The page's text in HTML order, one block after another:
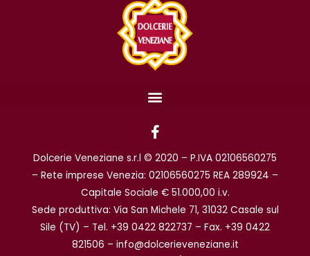
F
a
c
e
b
o
o
k
-
f
Dolcerie Veneziane s.r.l © 2020 – P.IVA 02106560275
– Rete imprese Venezia: 02106560275 REA 289924 –
Capitale Sociale € 51.000,00 i.v.
Sede produttiva: Via San Michele 71, 31032 Casale sul
Sile (TV) – Tel. +39 0422 822737 – Fax. +39 0422
821506 – info@dolcerieveneziane.it